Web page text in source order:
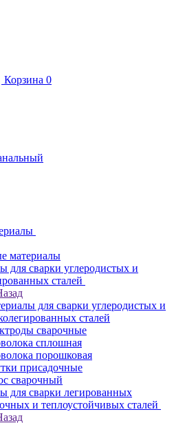
Корзина 0
материалы
для сварки углеродистых и
сталей
для сварки углеродистых и
сталей
сварочные
сплошная
порошковая
присадочные
сварочный
для сварки легированных
и теплоустойчивых сталей